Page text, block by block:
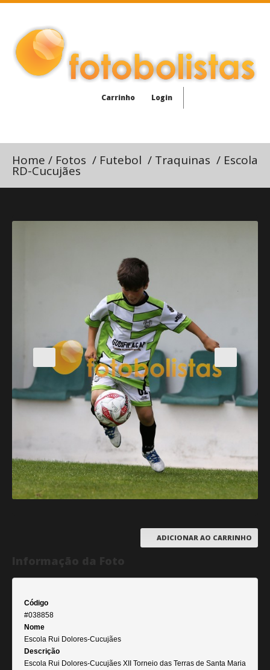
Carrinho Login
Home / Fotos / Futebol / Traquinas / Escola
RD-Cucujães
ADICIONAR AO CARRINHO
Código
#038858
Nome
Escola Rui Dolores-Cucujães
Descrição
Escola Rui Dolores-Cucujães XII Torneio das Terras de Santa Maria